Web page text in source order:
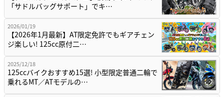
「サドルバッグサポート」でキ…
2026/01/19
【2026年1月最新】AT限定免許でもギアチェン
ジ楽しい! 125cc原付二…
2025/12/18
125ccバイクおすすめ15選! 小型限定普通二輪で
乗れるMT／ATモデルの…